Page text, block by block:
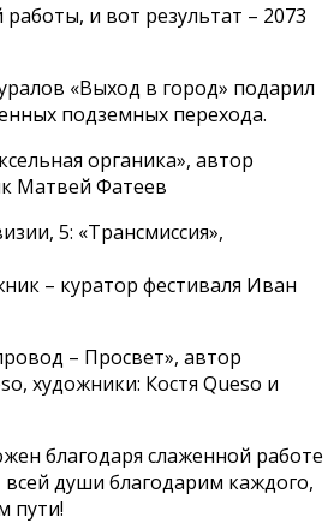
и вот результат – 2073
«Выход в город» подарил
подземных перехода.
органика», автор
Матвей Фатеев
5: «Трансмиссия»,
– куратор фестиваля Иван
– Просвет», автор
художники: Костя Queso и
благодаря слаженной работе
души благодарим каждого,
пути!